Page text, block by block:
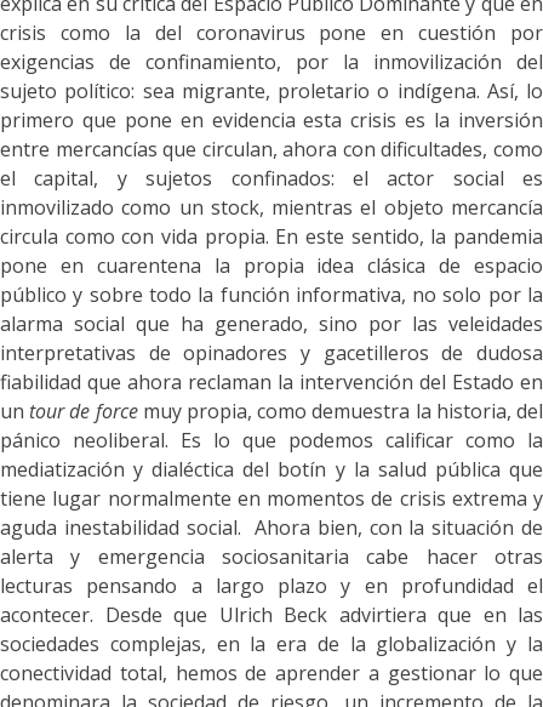
crisis como la del coronavirus pone en cuestión por
exigencias de confinamiento, por la inmovilización del
sujeto político: sea migrante, proletario o indígena. Así, lo
primero que pone en evidencia esta crisis es la inversión
entre mercancías que circulan, ahora con dificultades, como
el capital, y sujetos confinados: el actor social es
inmovilizado como un stock, mientras el objeto mercancía
circula como con vida propia. En este sentido, la pandemia
pone en cuarentena la propia idea clásica de espacio
público y sobre todo la función informativa, no solo por la
alarma social que ha generado, sino por las veleidades
interpretativas de opinadores y gacetilleros de dudosa
fiabilidad que ahora reclaman la intervención del Estado en
un tour de forcemuy propia, como demuestra la historia, del
pánico neoliberal. Es lo que podemos calificar como la
mediatización y dialéctica del botín y la salud pública que
tiene lugar normalmente en momentos de crisis extrema y
aguda inestabilidad social. Ahora bien, con la situación de
alerta y emergencia sociosanitaria cabe hacer otras
lecturas pensando a largo plazo y en profundidad el
acontecer. Desde que Ulrich Beck advirtiera que en las
sociedades complejas, en la era de la globalización y la
conectividad total, hemos de aprender a gestionar lo que
denominara la sociedad de riesgo, un incremento de la